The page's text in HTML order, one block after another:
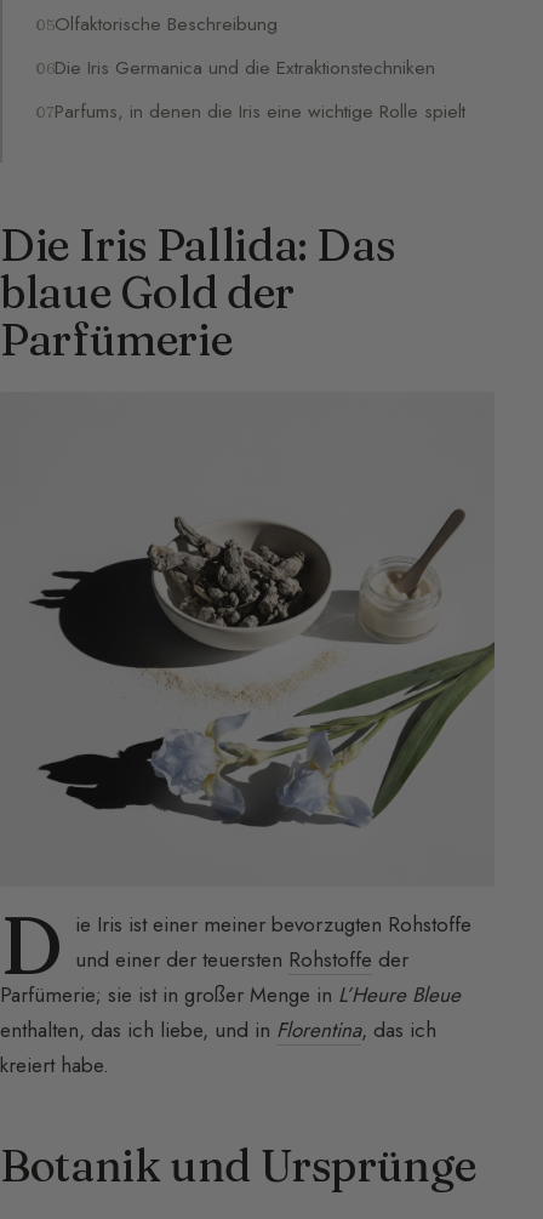
Olfaktorische Beschreibung
Die Iris Germanica und die Extraktionstechniken
Parfums, in denen die Iris eine wichtige Rolle spielt
Die Iris Pallida: Das
blaue Gold der
Parfümerie
D ie Iris ist einer meiner bevorzugten Rohstoffe
und einer der teuersten Rohstoffe der
Parfümerie; sie ist in großer Menge in L’Heure Bleue
enthalten, das ich liebe, und in Florentina, das ich
kreiert habe.
Botanik und Ursprünge